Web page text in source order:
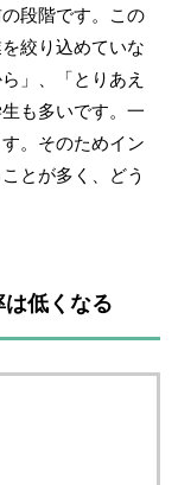
段階です。この
絞り込めていな
」、「とりあえ
も多いです。一
。そのためイン
とが多く、どう
低くなる